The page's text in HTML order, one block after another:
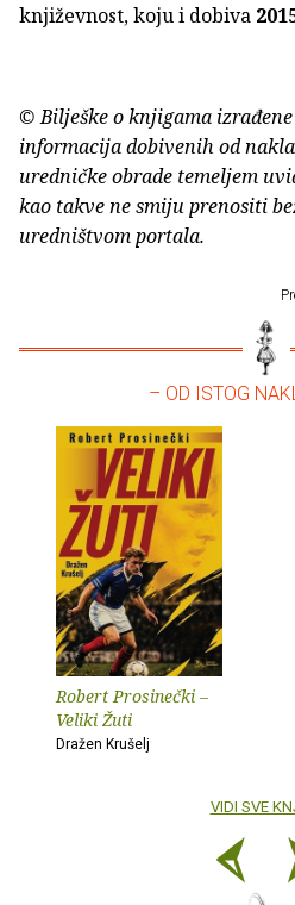
književnost, koju i dobiva
© Bilješke o knjigama
informacija dobivenih od
uredničke obrade temeljem
kao takve ne smiju prenositi
uredništvom portala.
– OD ISTOG
Robert Prosinečki –
Veliki Žuti
Dražen Krušelj
VIDI SVE